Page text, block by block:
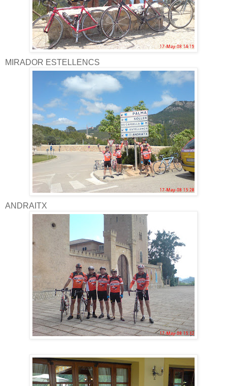
MIRADOR ESTELLENCS
ANDRAITX